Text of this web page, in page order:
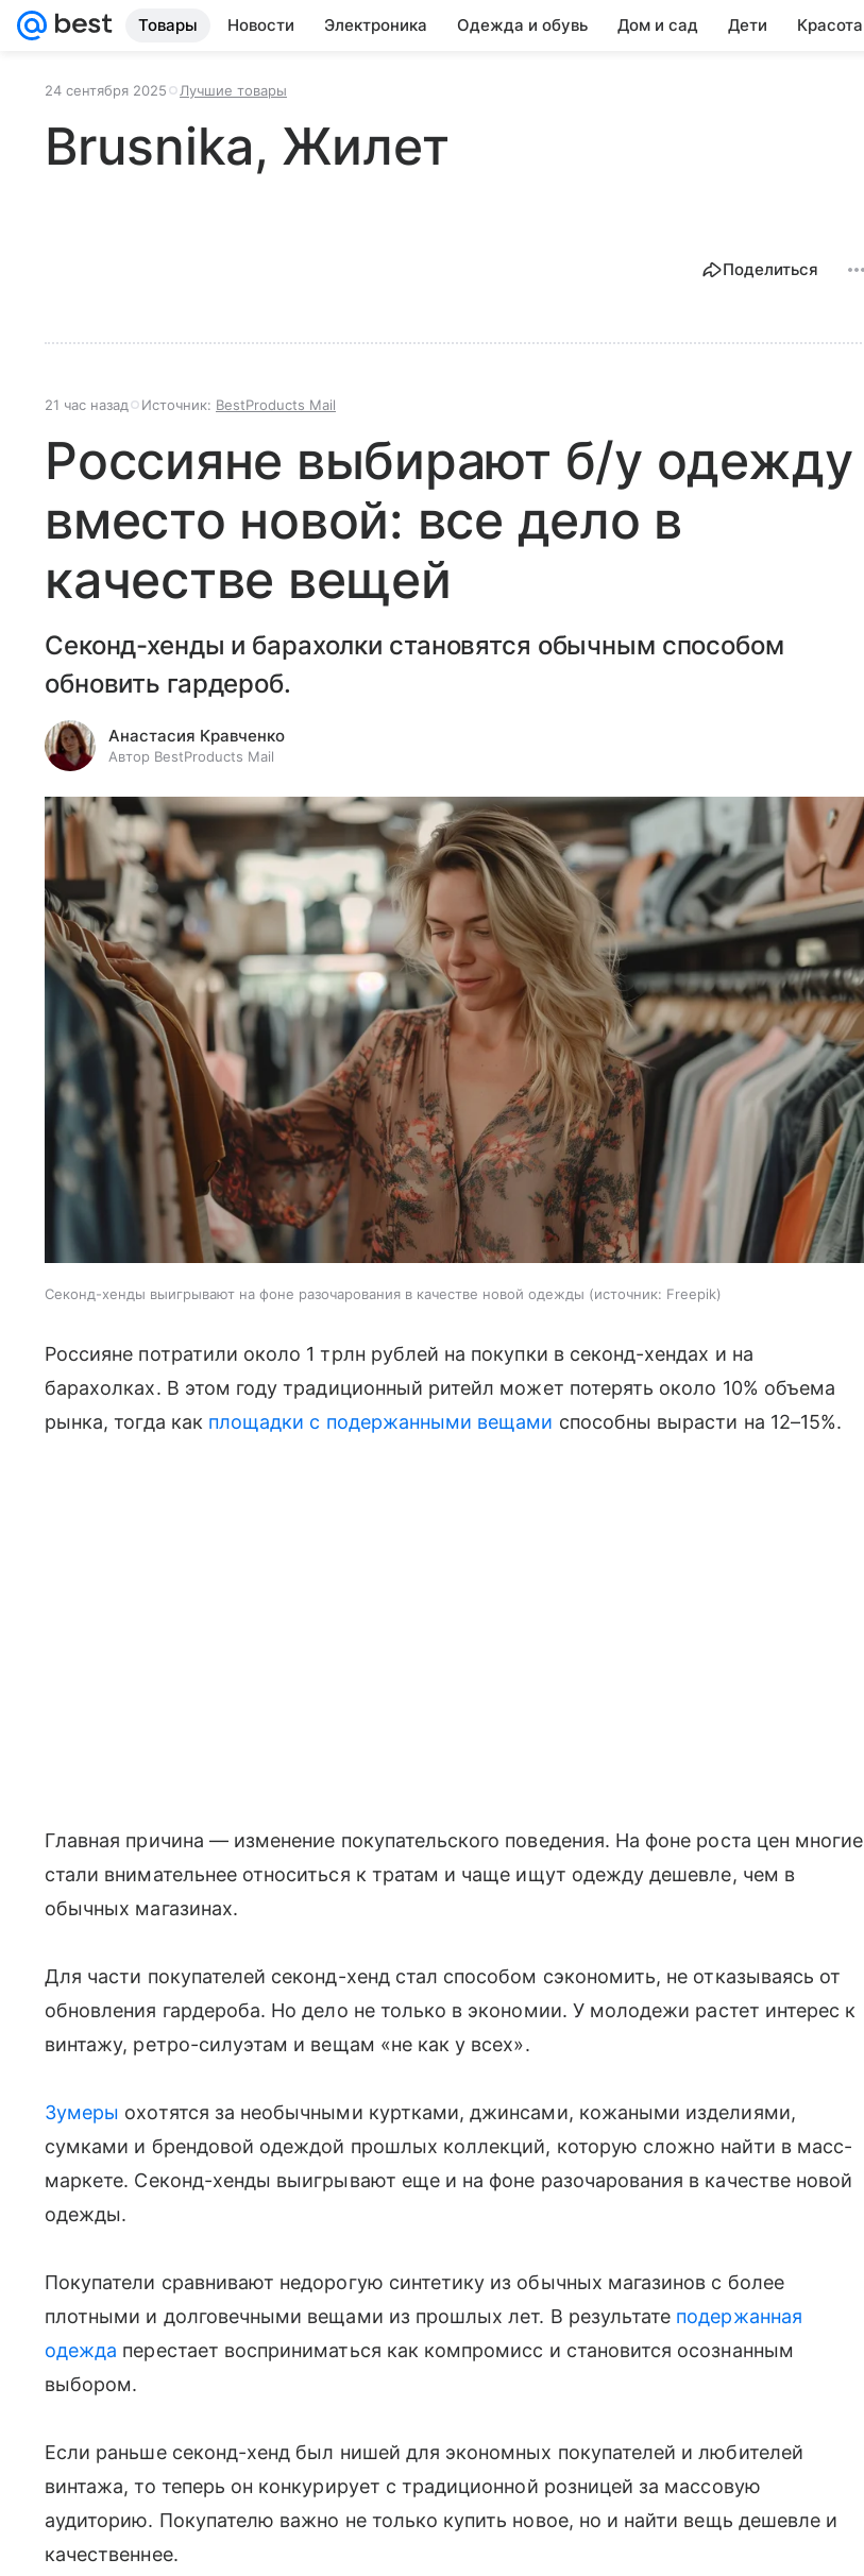
Товары Новости Электроника Одежда и обувь Дом и сад Дети Красота
24 сентября 2025 Лучшие товары
Brusnika, Жилет
Поделиться
21 час назад Источник: BestProducts Mail
Россияне выбирают б/у одежду
вместо новой: все дело в
качестве вещей
Секонд-хенды и барахолки становятся обычным способом
обновить гардероб.
Анастасия Кравченко
Автор BestProducts Mail
Секонд-хенды выигрывают на фоне разочарования в качестве новой одежды источник: Freepik
Россияне потратили около 1 трлн рублей на покупки в секонд-хендах и на
барахолках. В этом году традиционный ритейл может потерять около 10% объема
рынка, тогда как площадки с подержанными вещами способны вырасти на 12–15%.
Главная причина — изменение покупательского поведения. На фоне роста цен многие
стали внимательнее относиться к тратам и чаще ищут одежду дешевле, чем в
обычных магазинах.
Для части покупателей секонд-хенд стал способом сэкономить, не отказываясь от
обновления гардероба. Но дело не только в экономии. У молодежи растет интерес к
винтажу, ретро-силуэтам и вещам «не как у всех».
Зумеры охотятся за необычными куртками, джинсами, кожаными изделиями,
сумками и брендовой одеждой прошлых коллекций, которую сложно найти в масс-
маркете. Секонд-хенды выигрывают еще и на фоне разочарования в качестве новой
одежды.
Покупатели сравнивают недорогую синтетику из обычных магазинов с более
плотными и долговечными вещами из прошлых лет. В результате подержанная
одежда перестает восприниматься как компромисс и становится осознанным
выбором.
Если раньше секонд-хенд был нишей для экономных покупателей и любителей
винтажа, то теперь он конкурирует с традиционной розницей за массовую
аудиторию. Покупателю важно не только купить новое, но и найти вещь дешевле и
качественнее.